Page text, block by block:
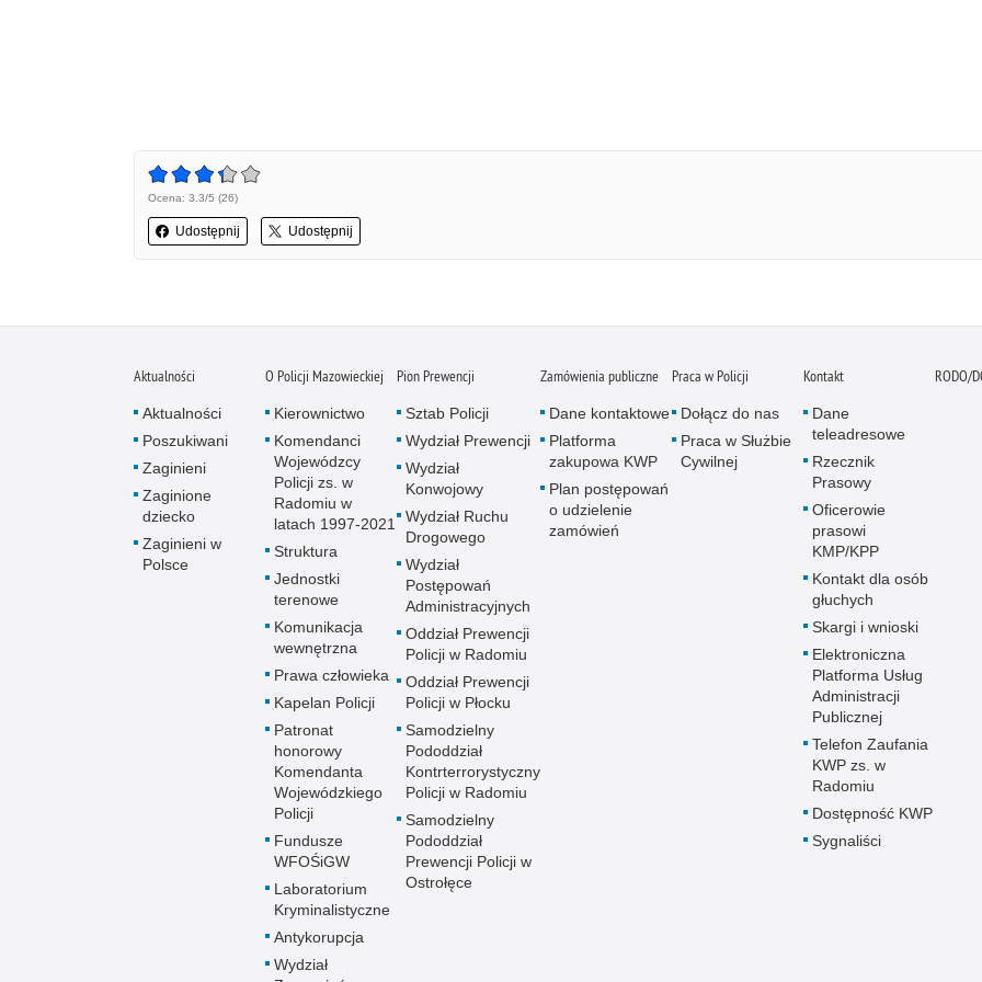
Ocena: 3.3/5 (26)
Udostępnij Udostępnij
Aktualności
Aktualności
Poszukiwani
Zaginieni
Zaginione
dziecko
Zaginieni w
Polsce
O Policji Mazowieckiej
Kierownictwo
Komendanci
Wojewódzcy
Policji zs. w
Radomiu w
latach 1997-2021
Struktura
Jednostki
terenowe
Komunikacja
wewnętrzna
Prawa człowieka
Kapelan Policji
Patronat
honorowy
Komendanta
Wojewódzkiego
Policji
Fundusze
WFOŚiGW
Laboratorium
Kryminalistyczne
Antykorupcja
Wydział
Pion Prewencji
Sztab Policji
Wydział Prewencji
Wydział
Konwojowy
Wydział Ruchu
Drogowego
Wydział
Postępowań
Administracyjnych
Oddział Prewencji
Policji w Radomiu
Oddział Prewencji
Policji w Płocku
Samodzielny
Pododdział
Kontrterrorystyczny
Policji w Radomiu
Samodzielny
Pododdział
Prewencji Policji w
Ostrołęce
Zamówienia publiczne
Dane kontaktowe
Platforma
zakupowa KWP
Plan postępowań
o udzielenie
zamówień
Praca w Policji
Dołącz do nas
Praca w Służbie
Cywilnej
Kontakt
Dane
teleadresowe
Rzecznik
Prasowy
Oficerowie
prasowi
KMP/KPP
Kontakt dla osób
głuchych
Skargi i wnioski
Elektroniczna
Platforma Usług
Administracji
Publicznej
Telefon Zaufania
KWP zs. w
Radomiu
Dostępność KWP
Sygnaliści
RODO/